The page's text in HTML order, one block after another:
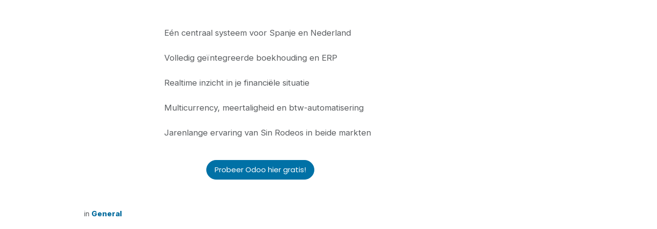
Eén centraal systeem voor Spanje en Nederland
Volledig geïntegreerde boekhouding en ERP
Realtime inzicht in je financiële situatie
Multicurrency, meertaligheid en btw-automatisering
Jarenlange ervaring van Sin Rodeos in beide markten
Probeer Odoo hier gratis!
in General